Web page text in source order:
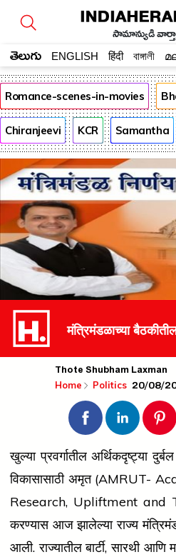
సామాన్యుడి
తెలుగు ENGLISH हिंदी বাঙ্গালী
Romance-scenes-in-movies
Chiranjeevi KCR Samantha
मंत्रिमंडळाच्या
Thote Shubham Laxman
Home Politics 20/08/
खुल्या प्रवर्गातील अर्थिकदृष्ट्या
विकासासाठी अमृत (AMRUT-
Research, Upliftment and
करण्यास आज झालेल्या राज्य
आली. राज्यातील बार्टी, सारथी आणि